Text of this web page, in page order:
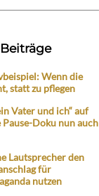
Wenn die
statt zu pflegen
Vater und ich“ auf
Pause-Doku nun auch
Lautsprecher den
für
nutzen